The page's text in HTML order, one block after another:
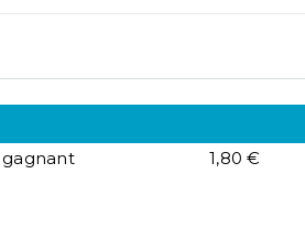
gagnant 1,80 €